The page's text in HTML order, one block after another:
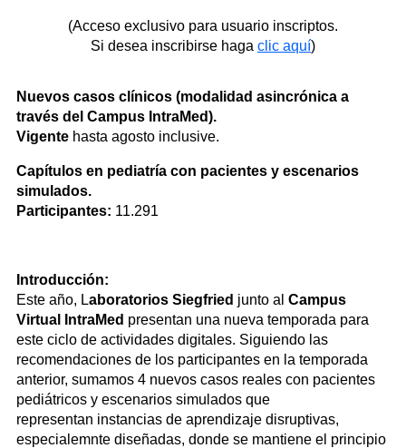
(Acceso exclusivo para usuario inscriptos.
Si desea inscribirse haga clic aquí)
Nuevos casos clínicos (modalidad asincrónica a
través del Campus IntraMed).
Vigente hasta agosto inclusive.
Capítulos en pediatría con pacientes y escenarios
simulados.
Participantes: 11.291
Introducción:
Este año, Laboratorios Siegfried junto al Campus
Virtual IntraMed presentan una nueva temporada para
este ciclo de actividades digitales. Siguiendo las
recomendaciones de los participantes en la temporada
anterior, sumamos 4 nuevos casos reales con pacientes
pediátricos y escenarios simulados que
representan instancias de aprendizaje disruptivas,
especialemnte diseñadas, donde se mantiene el principio